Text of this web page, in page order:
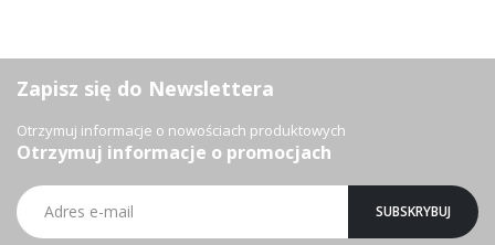
Zapisz się do Newslettera
Otrzymuj informacje o nowościach produktowych
Otrzymuj informacje o promocjach
Subskrybuj
nasz
newsletter:
SUBSKRYBUJ